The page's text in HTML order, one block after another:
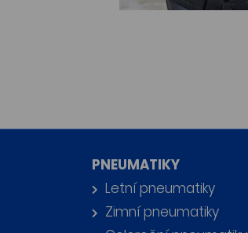
PNEUMATIKY
Letní pneumatiky
Zimní pneumatiky